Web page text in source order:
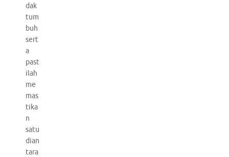
dak
tum
buh
sert
a
past
ilah
me
mas
tika
n
satu
dian
tara